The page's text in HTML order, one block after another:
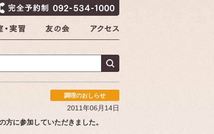
調理のおしらせ
2011年06月14日
に参加していただきました。